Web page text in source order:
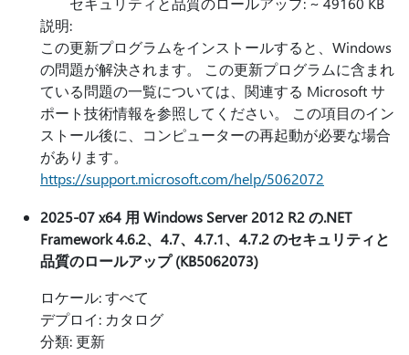
説明:
この更新プログラムをインストールすると、Windows
の問題が解決されます。 この更新プログラムに含まれ
ている問題の一覧については、関連する Microsoft サ
ポート技術情報を参照してください。 この項目のイン
ストール後に、コンピューターの再起動が必要な場合
があります。
https://support.microsoft.com/help/5062072
2025-07 x64 用 Windows Server 2012 R2 の.NET
Framework 4.6.2、4.7、4.7.1、4.7.2 のセキュリティと
品質のロールアップ (KB5062073)
ロケール: すべて
デプロイ: カタログ
分類: 更新